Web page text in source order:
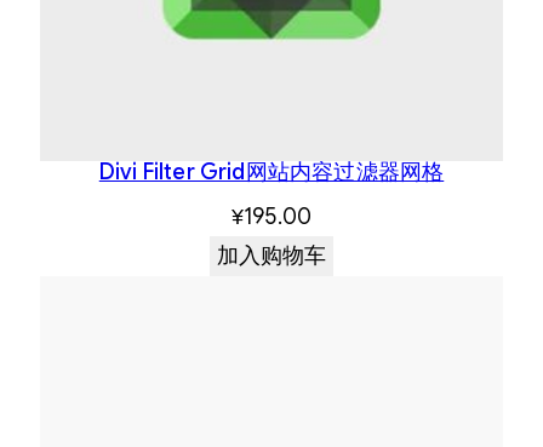
Divi Filter Grid网站内容过滤器网格
¥195.00
加入购物车